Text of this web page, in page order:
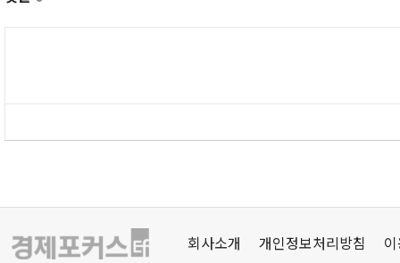
회사소개 개인정보처리방침